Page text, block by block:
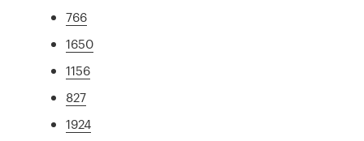
766
1650
1156
827
1924